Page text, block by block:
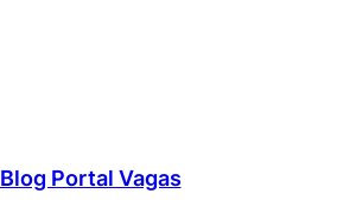
Blog Portal Vagas